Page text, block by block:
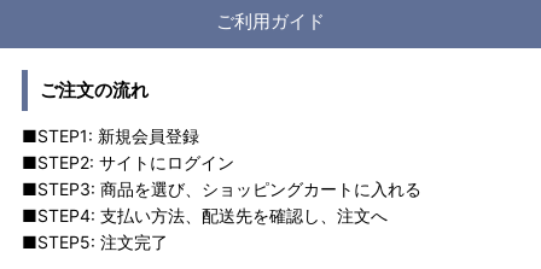
ご利用ガイド
ご注文の流れ
■STEP1: 新規会員登録
■STEP2: サイトにログイン
■STEP3: 商品を選び、ショッピングカートに入れる
■STEP4: 支払い方法、配送先を確認し、注文へ
■STEP5: 注文完了